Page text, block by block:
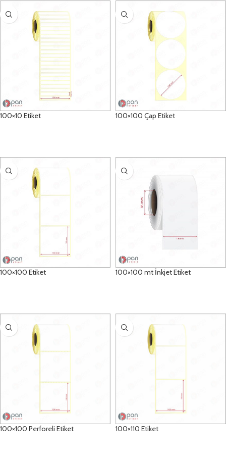
100×10 Etiket 100×100 Çap Etiket
100×100 Etiket 100×100 mt İnkjet Etiket
100×100 Perforeli Etiket 100×110 Etiket